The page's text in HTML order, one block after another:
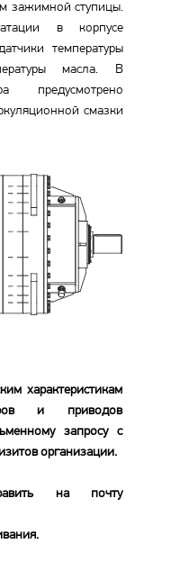
характеристикам
и приводов
запросу с
организации.
на почту
зажимной ступицы.
в корпусе
температуры
масла. В
предусмотрено
смазки